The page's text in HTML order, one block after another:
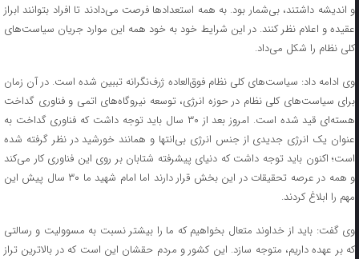
و اندیشه داشتند، بی‌شمار بود. به همه استعدادها فرصت می‌دادند تا افراد بتوانند ابراز
عقیده و اعلام نظر کنند. در این شرایط خود به خود همه این موارد جریان سیاست‌های
کلی نظام را شکل می‌داد.
وی ادامه داد: سیاست‌های کلی نظام فوق‌العاده ژرف‌نگرانه تببین شده است. در آن زمان
برای سیاست‌های کلی نظام در حوزه انرژی، توسعه نیروگاه‌های اتمی و فناوری گداخت
هسته‌ای قید شده است. امروز بعد از ۳۰ سال باید توجه داشت که فناوری گداخت به
عنوان یک انرژی جدیدی از جنس انرژی بی‌انتها و همانند خورشید در نظر گرفته شده
است؛ اکنون باید توجه داشت که دنیای پیشرفته شتابان بر روی این فناوری کار می‌کند
و همه در عرصه تحقیقات در این بخش قرار دارند اما امام شهید ما ۳۰ سال پیش این
مهم را ابلاغ کردند.
وی گفت: باید از خداوند متعال بخواهیم که ما را بیشتر نسبت به مسوولیت و رسالتی
که بر عهده داریم، متوجه سازد. این کشور و مردم حقشان این است که در بالاترین تراز